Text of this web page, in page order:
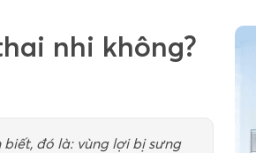
nhi không?
đó là: vùng lợi bị sưng